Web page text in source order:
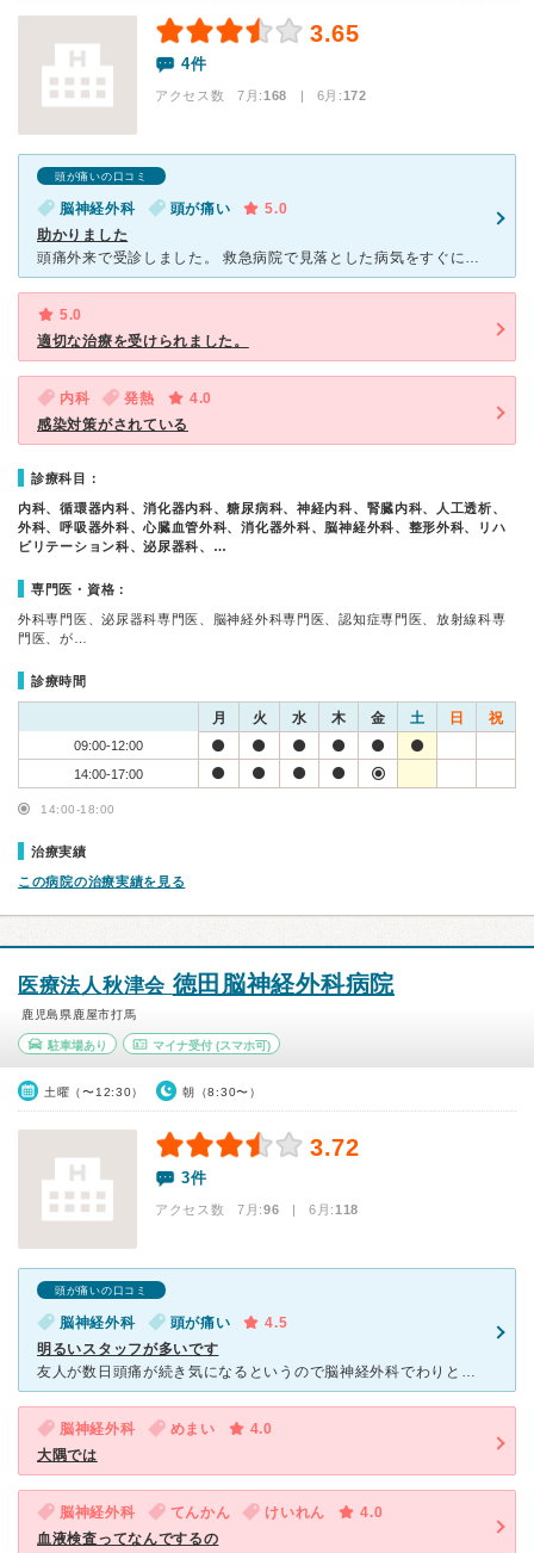
3.65
4件
アクセス数 7月:168 | 6月:172
頭が痛いの口コミ
脳神経外科 頭が痛い
5.0
助かりました
頭痛外来で受診しました。 救急病院で見落とした病気をすぐに見付けていただき助かりました。 夜間診療だったのですが迅速丁寧に対応していただき医師の熱い気持ちが伝わる程でした。 適切に処置してい
5.0
適切な治療を受けられました。
内科 発熱
4.0
感染対策がされている
診療科目：
内科、循環器内科、消化器内科、糖尿病科、神経内科、腎臓内科、人工透析、
外科、呼吸器外科、心臓血管外科、消化器外科、脳神経外科、整形外科、リハ
ビリテーション科、泌尿器科、…
専門医・資格：
外科専門医、泌尿器科専門医、脳神経外科専門医、認知症専門医、放射線科専
門医、が…
診療時間
月 火 水 木 金 土 日 祝
09:00-12:00
14:00-17:00
14:00-18:00
治療実績
この病院の治療実績を見る
医療法人秋津会 徳田脳神経外科病院
鹿児島県鹿屋市打馬
駐車場あり マイナ受付(スマホ可)
土曜（〜12:30） 朝（8:30〜）
3.72
3件
アクセス数 7月:96 | 6月:118
頭が痛いの口コミ
脳神経外科 頭が痛い
4.5
明るいスタッフが多いです
友人が数日頭痛が続き気になるというので脳神経外科でわりと名前を聞く事もあり、ここの病院にお世話になりました。 患者さんは多いため待ち時間はありますが駐車場が隣接してあるので、慌てる事なく行く事が出来
脳神経外科 めまい
4.0
大隅では
脳神経外科 てんかん けいれん
4.0
血液検査ってなんでするの